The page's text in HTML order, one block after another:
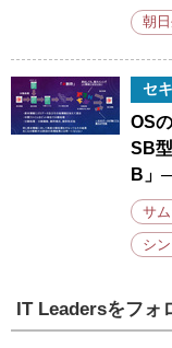
朝
セ
OS
SB
B」
サ
シ
IT Leadersをフォ